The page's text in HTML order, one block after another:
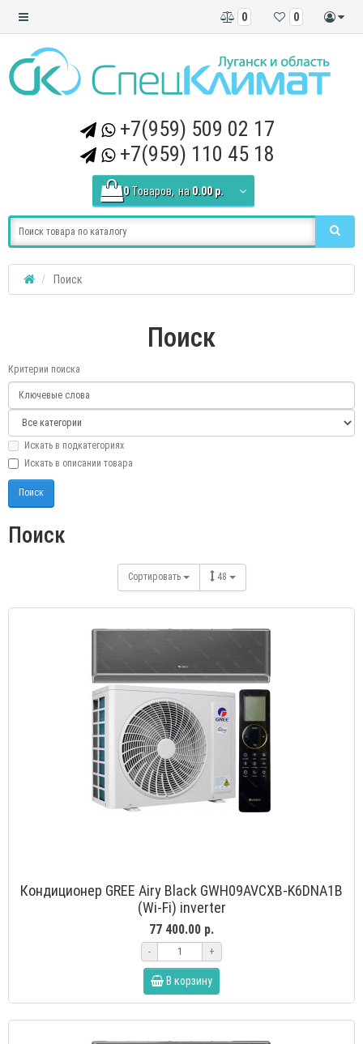
0
0
+7(959) 509 02 17
+7(959) 110 45 18
0 Tоваров, на 0.00 р.
Поиск
Поиск
Критерии поиска
Искать в подкатегориях
Искать в описании товара
Поиск
Сортировать 48
Кондиционер GREE Airy Black GWH09AVCXB-K6DNA1B
(Wi-Fi) inverter
77 400.00 р.
- +
В корзину